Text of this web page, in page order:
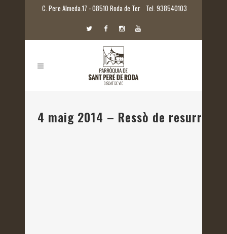
C. Pere Almeda.17 - 08510 Roda de Ter Tel. 938540103
4 maig 2014 – Ressò de